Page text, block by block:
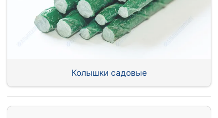
Колышки садовые